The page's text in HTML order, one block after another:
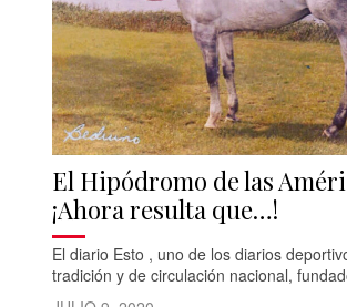
El Hipódromo de las
¡Ahora resulta que…!
El diario Esto , uno de los diarios
tradición y de circulación nacional,